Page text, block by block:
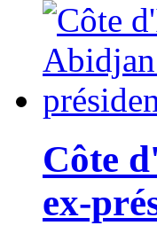
Côte
ex-